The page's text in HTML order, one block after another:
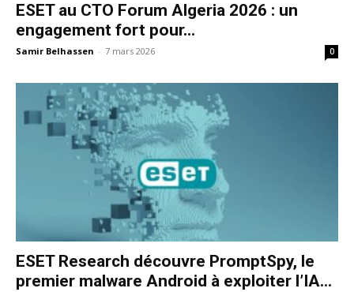
ESET au CTO Forum Algeria 2026 : un
engagement fort pour...
Samir Belhassen - 7 mars 2026 0
ESET Research découvre PromptSpy, le
premier malware Android à exploiter l’IA...